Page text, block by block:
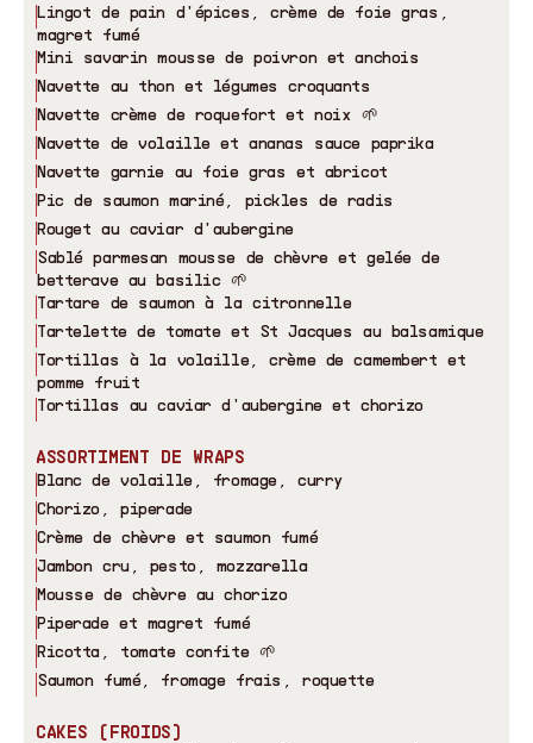
Lingot de pain d'épices, crème de foie gras,
magret fumé
Mini savarin mousse de poivron et anchois
Navette au thon et légumes croquants
Navette crème de roquefort et noix 🌱
Navette de volaille et ananas sauce paprika
Navette garnie au foie gras et abricot
Pic de saumon mariné, pickles de radis
Rouget au caviar d'aubergine
Sablé parmesan mousse de chèvre et gelée de
betterave au basilic 🌱
Tartare de saumon à la citronnelle
Tartelette de tomate et St Jacques au balsamique
Tortillas à la volaille, crème de camembert et
pomme fruit
Tortillas au caviar d'aubergine et chorizo
ASSORTIMENT DE WRAPS
Blanc de volaille, fromage, curry
Chorizo, piperade
Crème de chèvre et saumon fumé
Jambon cru, pesto, mozzarella
Mousse de chèvre au chorizo
Piperade et magret fumé
Ricotta, tomate confite 🌱
Saumon fumé, fromage frais, roquette
CAKES (FROIDS)